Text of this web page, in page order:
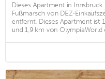
Dieses Apartment in
Fußmarsch von DEZ-
entfernt. Dieses Apartment ist
und 1,9 km von OlympiaWorld